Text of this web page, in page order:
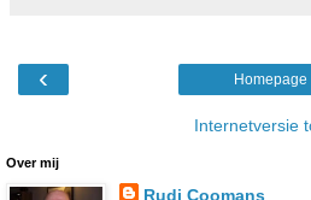
‹ Homepage
Internetversie
Over mij
Rudi Coomans